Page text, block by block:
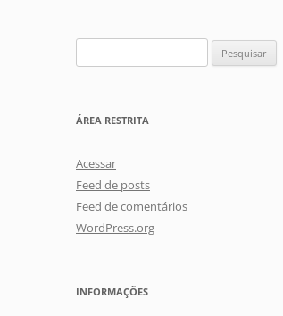
por:
ÁREA RESTRITA
Acessar
Feed de posts
Feed de comentários
WordPress.org
INFORMAÇÕES